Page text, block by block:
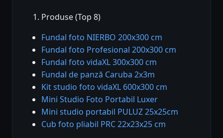
Produse (Top 8)
Fundal foto NIERBO 200x300 cm
Fundal foto Profesional 200x300 cm
Fundal foto vidaXL 300x300 cm
Fundal de panză Caruba 2x3m
Kit studio foto vidaXL 600x300 cm
Mini Studio Foto Portabil Luxer
Mini studio portabil PULUZ 25x25cm
Cub foto pliabil PRC 22x23x25 cm